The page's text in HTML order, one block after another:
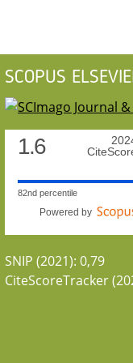
SCOPUS
1.6
82nd percentile
Powered by
SNIP (2021): 0,79
CiteScoreTracker